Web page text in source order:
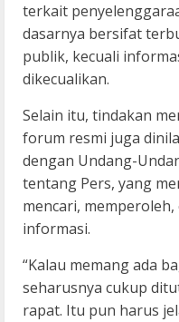
terkait
dasarnya bersifat
publik, kecuali
dikecualikan.
Selain itu, tindakan
forum resmi juga
dengan Undang-
tentang Pers, yang
mencari,
informasi.
“Kalau memang ada
seharusnya cukup
rapat. Itu pun harus